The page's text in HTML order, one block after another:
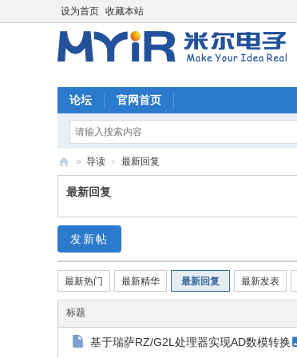
设为首页 收藏本站
论坛 官网首页
米
科
技
论
坛
» 导读 › 最新回复
最新回复
发新帖
最新热门 最新精华 最新回复 最新发表
标题
基于瑞萨RZ/G2L处理器实现AD数模转换